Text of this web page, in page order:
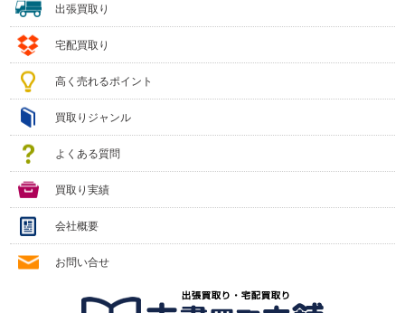
出張買取り
宅配買取り
高く売れるポイント
買取りジャンル
よくある質問
買取り実績
会社概要
お問い合せ